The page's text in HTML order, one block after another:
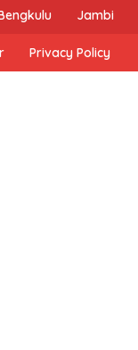
Jambi
Privacy Policy